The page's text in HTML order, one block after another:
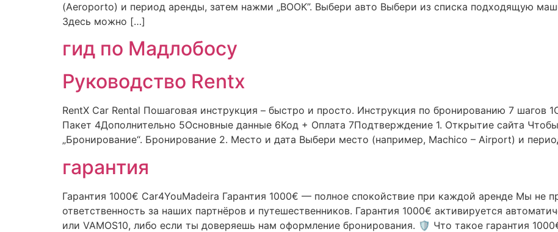
(Aeroporto) и период аренды, затем нажми „BOOK”. Выбери авто Выбери из списка подходящую
Здесь можно […]
гид по Мадлобосу
Руководство Rentx
RentX Car Rental Пошаговая инструкция – быстро и просто. Инструкция по бронированию 7 шагов
Пакет 4Дополнительно 5Основные данные 6Код + Оплата 7Подтверждение 1. Открытие сайта
„Бронирование“. Бронирование 2. Место и дата Выбери место (например, Machico – Airport) и
гарантия
Гарантия 1000€ Car4YouMadeira Гарантия 1000€ — полное спокойствие при каждой аренде Мы
ответственность за наших партнёров и путешественников. Гарантия 1000€ активируется
или VAMOS10, либо если ты доверяешь нам оформление бронирования. 🛡️ Что такое гарантия